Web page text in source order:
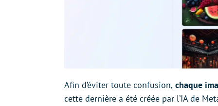
Afin d’éviter toute confusion, chaque
cette dernière a été créée par l’IA de